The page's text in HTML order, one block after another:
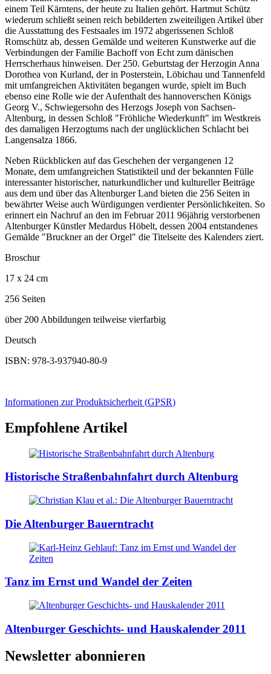
einem Teil Kärntens, der heute zu Italien gehört. Hartmut Schütz
wiederum schließt seinen reich bebilderten zweiteiligen Artikel über
die Ausstattung des Festsaales im 1972 abgerissenen Schloß
Romschütz ab, dessen Gemälde und weiteren Kunstwerke auf die
Verbindungen der Familie Bachoff von Echt zum dänischen
Herrscherhaus hinweisen. Der 250. Geburtstag der Herzogin Anna
Dorothea von Kurland, der in Posterstein, Löbichau und Tannenfeld
mit umfangreichen Aktivitäten begangen wurde, spielt im Buch
ebenso eine Rolle wie der Aufenthalt des hannoverschen Königs
Georg V., Schwiegersohn des Herzogs Joseph von Sachsen-
Altenburg, in dessen Schloß "Fröhliche Wiederkunft" im Westkreis
des damaligen Herzogtums nach der unglücklichen Schlacht bei
Langensalza 1866.
Neben Rückblicken auf das Geschehen der vergangenen 12
Monate, dem umfangreichen Statistikteil und der bekannten Fülle
interessanter historischer, naturkundlicher und kultureller Beiträge
aus dem und über das Altenburger Land bieten die 256 Seiten in
bewährter Weise auch Würdigungen verdienter Persönlichkeiten. So
erinnert ein Nachruf an den im Februar 2011 96jährig verstorbenen
Altenburger Künstler Medardus Höbelt, dessen 2004 entstandenes
Gemälde "Bruckner an der Orgel" die Titelseite des Kalenders ziert.
Broschur
17 x 24 cm
256 Seiten
über 200 Abbildungen teilweise vierfarbig
Deutsch
ISBN: 978-3-937940-80-9
Informationen zur Produktsicherheit (GPSR)
Empfohlene Artikel
Historische Straßenbahnfahrt durch Altenburg
Die Altenburger Bauerntracht
Tanz im Ernst und Wandel der Zeiten
Altenburger Geschichts- und Hauskalender 2011
Newsletter abonnieren